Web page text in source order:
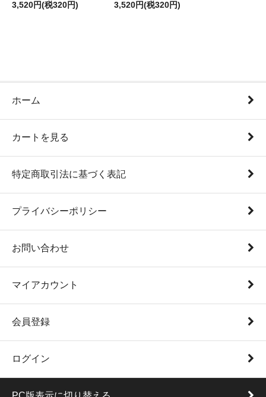
3,520円(税320円)
3,520円(税320円)
ホーム
カートを見る
特定商取引法に基づく表記
プライバシーポリシー
お問い合わせ
マイアカウント
会員登録
ログイン